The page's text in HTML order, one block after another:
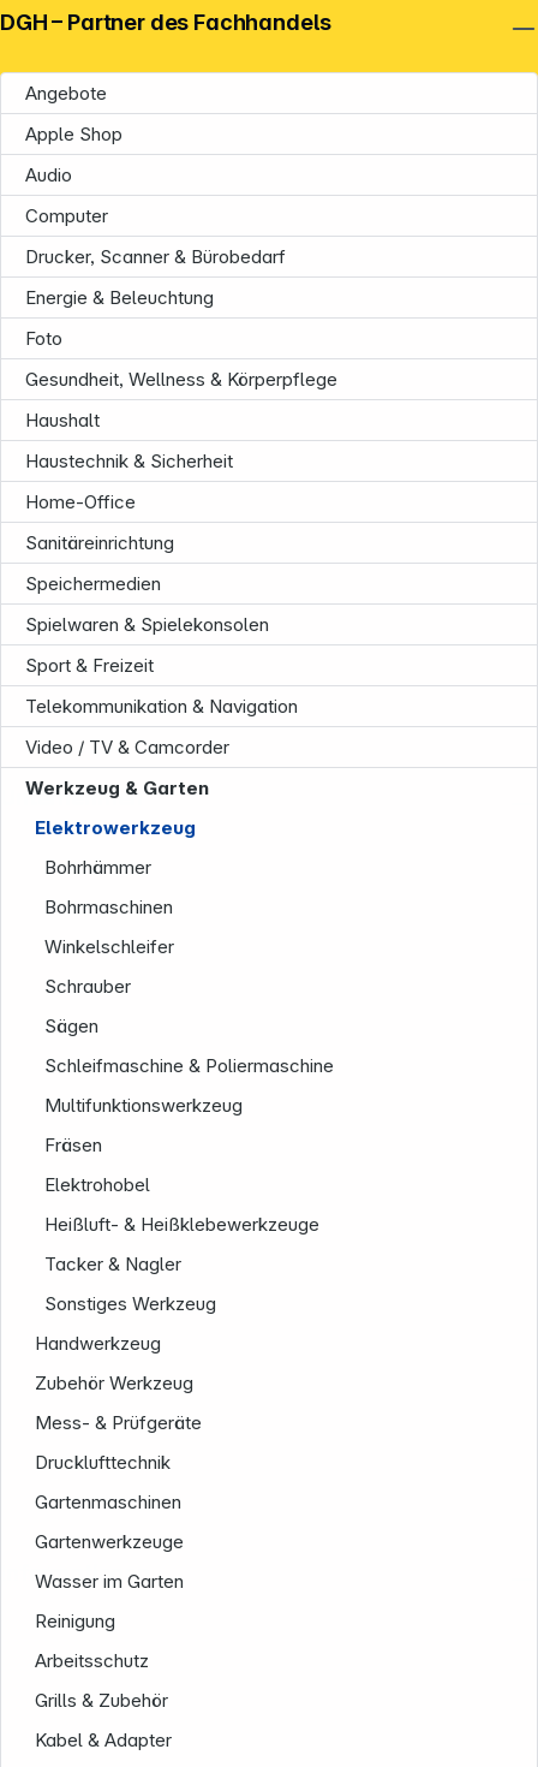
Angebote
Apple Shop
Audio
Computer
Drucker, Scanner & Bürobedarf
Energie & Beleuchtung
Foto
Gesundheit, Wellness & Körperpflege
Haushalt
Haustechnik & Sicherheit
Home-Office
Sanitäreinrichtung
Speichermedien
Spielwaren & Spielekonsolen
Sport & Freizeit
Telekommunikation & Navigation
Video / TV & Camcorder
Werkzeug & Garten
Elektrowerkzeug
Bohrhämmer
Bohrmaschinen
Winkelschleifer
Schrauber
Sägen
Schleifmaschine & Poliermaschine
Multifunktionswerkzeug
Fräsen
Elektrohobel
Heißluft- & Heißklebewerkzeuge
Tacker & Nagler
Sonstiges Werkzeug
Handwerkzeug
Zubehör Werkzeug
Mess- & Prüfgeräte
Drucklufttechnik
Gartenmaschinen
Gartenwerkzeuge
Wasser im Garten
Reinigung
Arbeitsschutz
Grills & Zubehör
Kabel & Adapter
DGH – Partner des Fachhandels
Unternehmen
Informationen